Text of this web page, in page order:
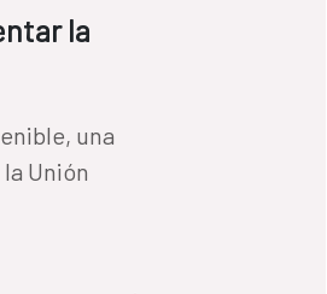
la
una
Unión